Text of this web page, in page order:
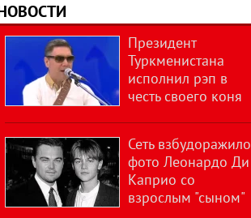
Президент
Туркменистана
исполнил рэп в
честь своего коня
Сеть взбудоражило
фото Леонардо Ди
Каприо со
взрослым "сыном"